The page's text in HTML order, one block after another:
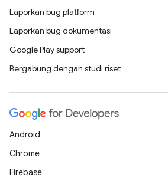
Laporkan bug platform
Laporkan bug dokumentasi
Google Play support
Bergabung dengan studi riset
Android
Chrome
Firebase